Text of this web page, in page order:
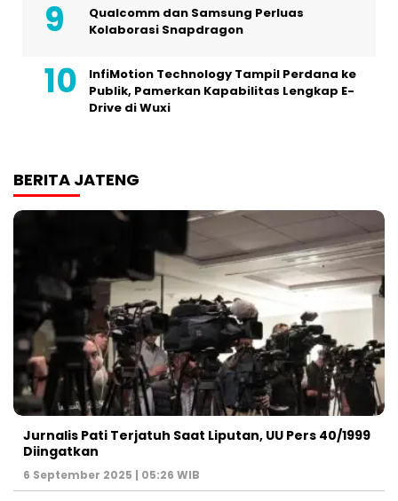
Qualcomm dan Samsung Perluas
Kolaborasi Snapdragon
InfiMotion Technology Tampil Perdana ke
Publik, Pamerkan Kapabilitas Lengkap E-
Drive di Wuxi
BERITA JATENG
Jurnalis Pati Terjatuh Saat Liputan, UU Pers 40/1999
Diingatkan
6 September 2025 | 05:26 WIB